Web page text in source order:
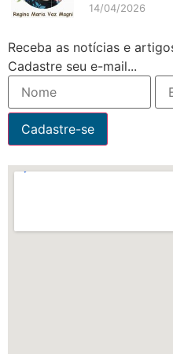
14/04/2026
Receba as notícias e
Cadastre seu e-mail...